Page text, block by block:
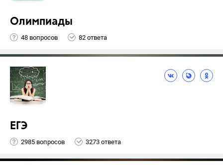
Олимпиады
48 вопросов 82 ответа
ЕГЭ
2985 вопросов 3273 ответа